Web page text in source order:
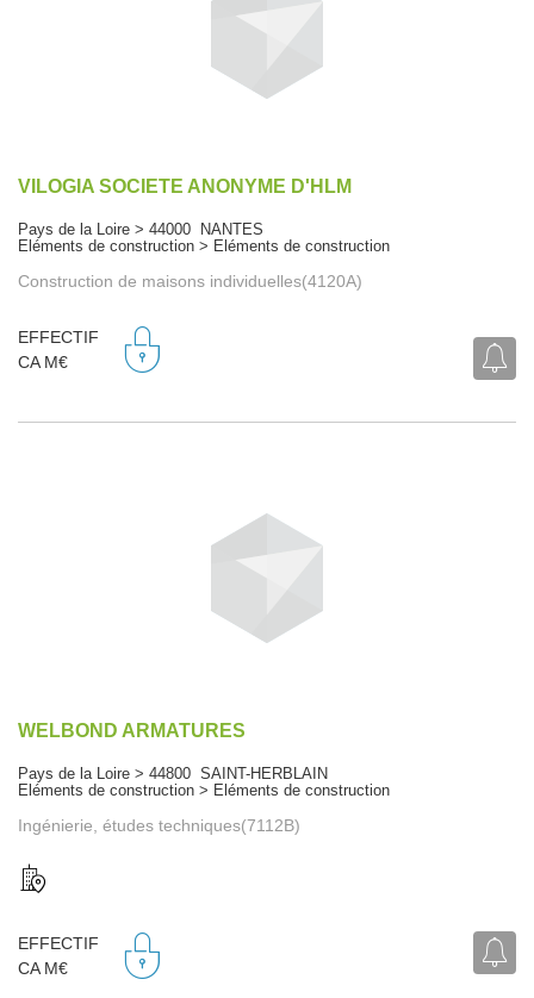
VILOGIA SOCIETE ANONYME D'HLM
Pays de la Loire > 44000 NANTES
Eléments de construction > Eléments de construction
Construction de maisons individuelles(4120A)
EFFECTIF
CA M€
WELBOND ARMATURES
Pays de la Loire > 44800 SAINT-HERBLAIN
Eléments de construction > Eléments de construction
Ingénierie, études techniques(7112B)
EFFECTIF
CA M€